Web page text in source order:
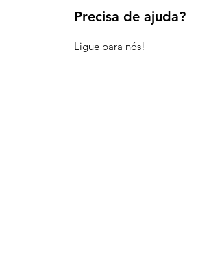
Precisa de ajuda?
Ligue para nós!